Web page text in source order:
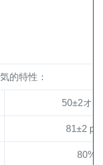
的特性：
50±2オ
81±2 pf/
80%